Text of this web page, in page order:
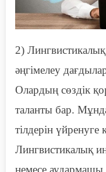
2) Л
әңгімелеу
Олардың сөздік
таланты бар.
тілдерін
Лингвистикалық